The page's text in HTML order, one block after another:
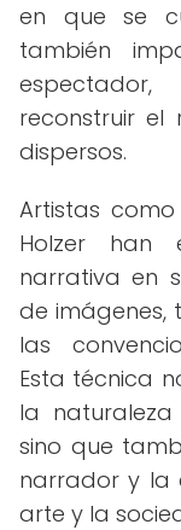
en que se
también
reconstruir
dispersos.
Artistas
Holzer han
narrativa en
de imágenes,
las
Esta técnica
la
sino que
narrador y la
arte y la